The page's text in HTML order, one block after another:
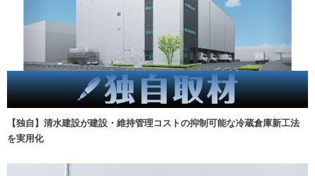
【独自】清水建設が建設・維持管理コストの抑制可能な冷蔵倉庫新工法
を実用化